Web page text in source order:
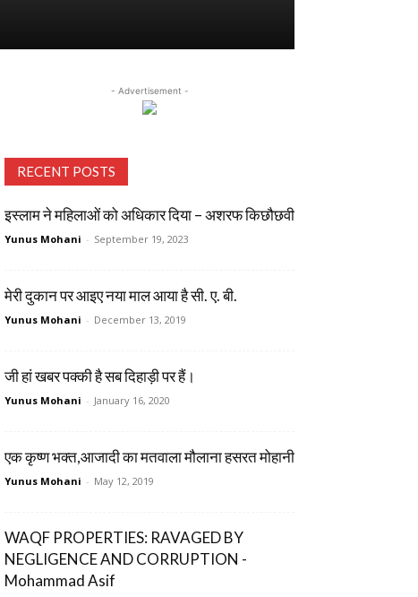
- Advertisement -
RECENT POSTS
इस्लाम ने महिलाओं को अधिकार दिया – अशरफ किछौछवी
Yunus Mohani - September 19, 2023
मेरी दुकान पर आइए नया माल आया है सी. ए. बी.
Yunus Mohani - December 13, 2019
जी हां खबर पक्की है सब दिहाड़ी पर हैं।
Yunus Mohani - January 16, 2020
एक कृष्ण भक्त,आजादी का मतवाला मौलाना हसरत मोहानी
Yunus Mohani - May 12, 2019
WAQF PROPERTIES: RAVAGED BY
NEGLIGENCE AND CORRUPTION -
Mohammad Asif